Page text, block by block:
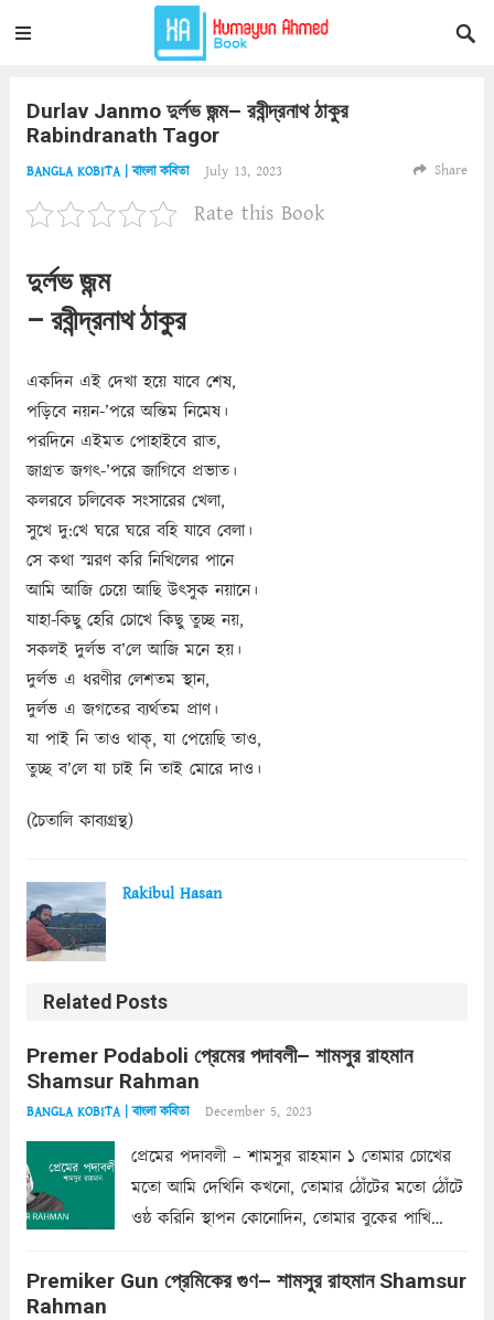
Durlav Janmo দুর্লভ জন্ম– রবীন্দ্রনাথ ঠাকুর
Rabindranath Tagor
BANGLA KOBITA | বাংলা কবিতা July 13, 2023 Share
Rate this Book
দুর্লভ জন্ম
– রবীন্দ্রনাথ ঠাকুর
একদিন এই দেখা হয়ে যাবে শেষ,
পড়িবে নয়ন-’পরে অন্তিম নিমেষ।
পরদিনে এইমত পোহাইবে রাত,
জাগ্রত জগৎ-’পরে জাগিবে প্রভাত।
কলরবে চলিবেক সংসারের খেলা,
সুখে দু:খে ঘরে ঘরে বহি যাবে বেলা।
সে কথা স্মরণ করি নিখিলের পানে
আমি আজি চেয়ে আছি উৎসুক নয়ানে।
যাহা-কিছু হেরি চোখে কিছু তুচ্ছ নয়,
সকলই দুর্লভ ব’লে আজি মনে হয়।
দুর্লভ এ ধরণীর লেশতম স্থান,
দুর্লভ এ জগতের ব্যর্থতম প্রাণ।
যা পাই নি তাও থাক্‌, যা পেয়েছি তাও,
তুচ্ছ ব’লে যা চাই নি তাই মোরে দাও।
(চৈতালি কাব্যগ্রন্থ)
Rakibul Hasan
Related Posts
Premer Podaboli প্রেমের পদাবলী– শামসুর রাহমান
Shamsur Rahman
BANGLA KOBITA | বাংলা কবিতা December 5, 2023
প্রেমের পদাবলী – শামসুর রাহমান ১ তোমার চোখের
মতো আমি দেখিনি কখনো, তোমার ঠোঁটের মতো ঠোঁটে
ওষ্ঠ করিনি স্থাপন কোনোদিন, তোমার বুকের পাখি
কোথাও কি এরকম ছায়া দেয় ক্লান্তির প্রহরে? মুছে
Premiker Gun প্রেমিকের গুণ– শামসুর রাহমান Shamsur
Rahman